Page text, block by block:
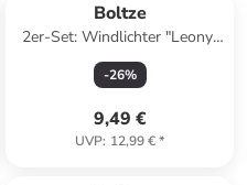
Boltze
2er-Set: Windlichter "Leony"
in Beige/ Schwarz
-26%
9,49 €
UVP: 12,99 €*